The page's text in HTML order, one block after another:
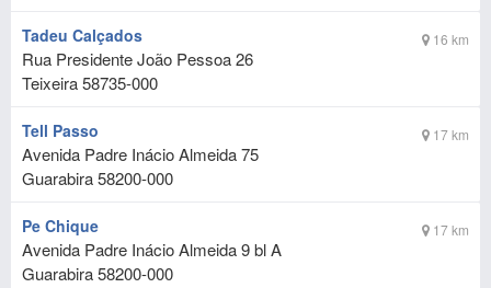
16 km
Tadeu Calçados
Rua Presidente João Pessoa 26
Teixeira58735-000
17 km
Tell Passo
Avenida Padre Inácio Almeida 75
Guarabira58200-000
17 km
Pe Chique
Avenida Padre Inácio Almeida 9 bl A
Guarabira58200-000